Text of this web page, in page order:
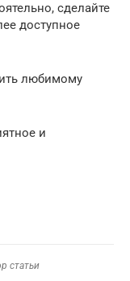
сделайте
доступное
любимому
и
статьи